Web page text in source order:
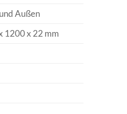
Außen
1200 x 22 mm